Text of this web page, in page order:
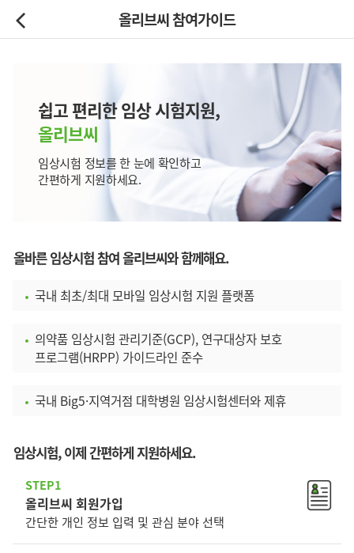
올리브씨 참여가이드
쉽고 편리한 임상 시험지원,
올리브씨
임상시험 정보를 한 눈에 확인하고
간편하게 지원하세요.
올바른 임상시험 참여 올리브씨와 함께해요.
국내 최초/최대 모바일 임상시험 지원 플랫폼
의약품 임상시험 관리기준(GCP), 연구대상자 보호
프로그램(HRPP) 가이드라인 준수
국내 Big5·지역거점 대학병원 임상시험센터와 제휴
임상시험, 이제 간편하게 지원하세요.
STEP1
올리브씨 회원가입
간단한 개인 정보 입력 및 관심 분야 선택